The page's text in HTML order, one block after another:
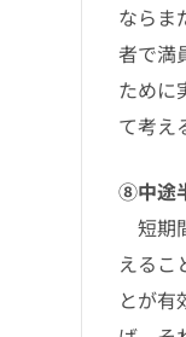
ならま
者で満
ために
て考え
⑧中途
短期
えるこ
とが有